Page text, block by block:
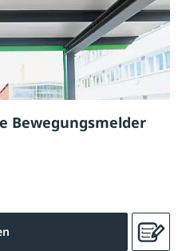
ohne Bewegungsmelder